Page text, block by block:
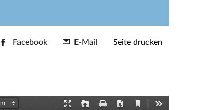
Facebook E-Mail Seite drucken